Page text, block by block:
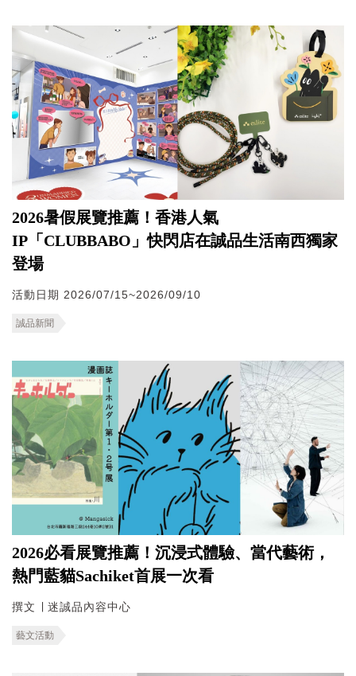
2026暑假展覽推薦！香港人氣
IP「CLUBBABO」快閃店在誠品生活南西獨家
登場
活動日期 2026/07/15~2026/09/10
誠品新聞
2026必看展覽推薦！沉浸式體驗、當代藝術，
熱門藍貓Sachiket首展一次看
撰文 ∣ 迷誠品內容中心
藝文活動